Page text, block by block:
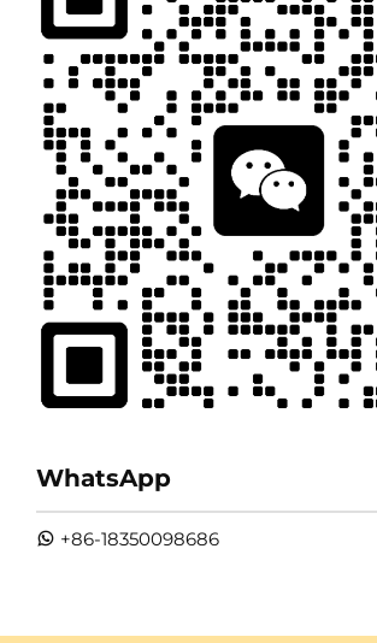
WhatsApp
+86-18350098686